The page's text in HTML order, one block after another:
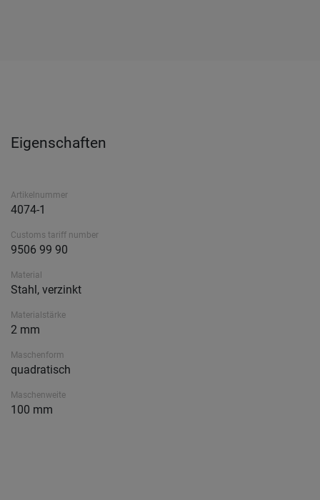
Eigenschaften
Artikelnummer
4074-1
Customs tariff number
9506 99 90
Material
Stahl, verzinkt
Materialstärke
2 mm
Maschenform
quadratisch
Maschenweite
100 mm